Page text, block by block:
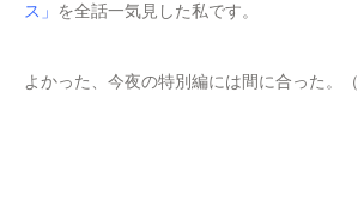
ス」 を全話一気見した私です。
よかった、今夜の特別編には間に合った。（